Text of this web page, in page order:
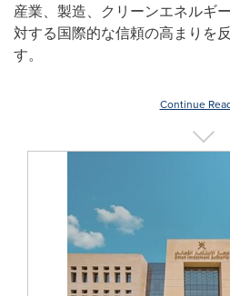
産業、製造、クリーンエネルギ
対する国際的な信頼の高まりを
す。
Continue